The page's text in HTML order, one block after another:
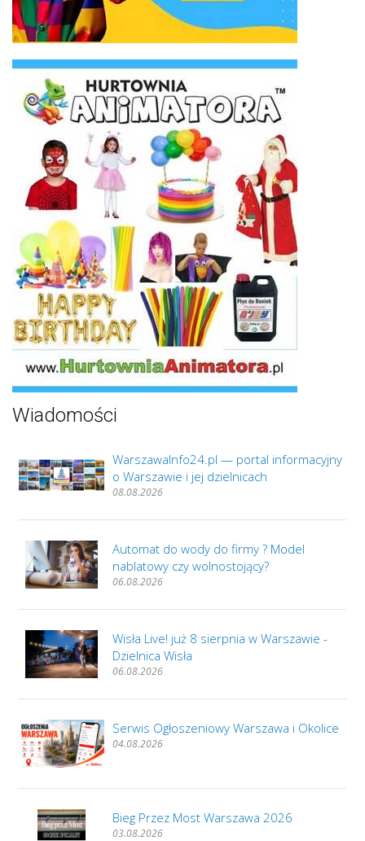
Wiadomości
WarszawaInfo24.pl — portal informacyjny
o Warszawie i jej dzielnicach
08.08.2026
Automat do wody do firmy ? Model
nablatowy czy wolnostojący?
06.08.2026
Wisła Live! już 8 sierpnia w Warszawie -
Dzielnica Wisła
06.08.2026
Serwis Ogłoszeniowy Warszawa i Okolice
04.08.2026
Bieg Przez Most Warszawa 2026
03.08.2026